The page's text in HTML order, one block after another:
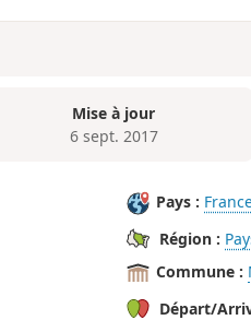
Mise à jour
6 sept. 2017
Pays :
Région :
Commune :
Départ/